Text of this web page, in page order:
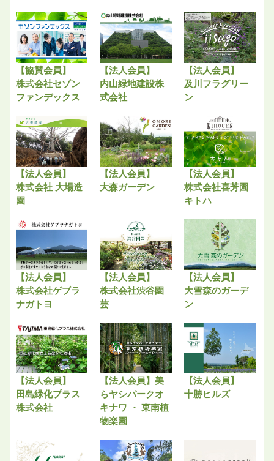
【協賛会員】
株式会社セゾン
ファンデックス
【法人会員】
内山緑地建設株
式会社
【法人会員】
及川フラグリー
ン
【法人会員】
株式会社 大場造
園
【法人会員】
大森ガーデン
【法人会員】
株式会社喜芳園
キトハ
【法人会員】
株式会社ゲブラ
ナガトヨ
【法人会員】
株式会社渋谷園
芸
【法人会員】
大雪森のガーデ
ン
【法人会員】
田島緑化プラス
株式会社
【法人会員】美
らヤシパークオ
キナワ ・ 東南植
物楽園
【法人会員】
十勝ヒルズ